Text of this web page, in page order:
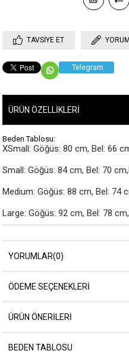
TAVSIYE ET
Telegram
ÜRÜN ÖZELLIKLERI
Beden Tablosu:
XSmall: Göğüs: 80 cm, Bel: 66
Small: Göğüs: 84 cm, Bel: 70
Medium: Göğüs: 88 cm, Bel: 74
Large: Göğüs: 92 cm, Bel: 78
YORUMLAR(0)
ÖDEME SEÇENEKLERI
ÜRÜN ÖNERILERI
BEDEN TABLOSU